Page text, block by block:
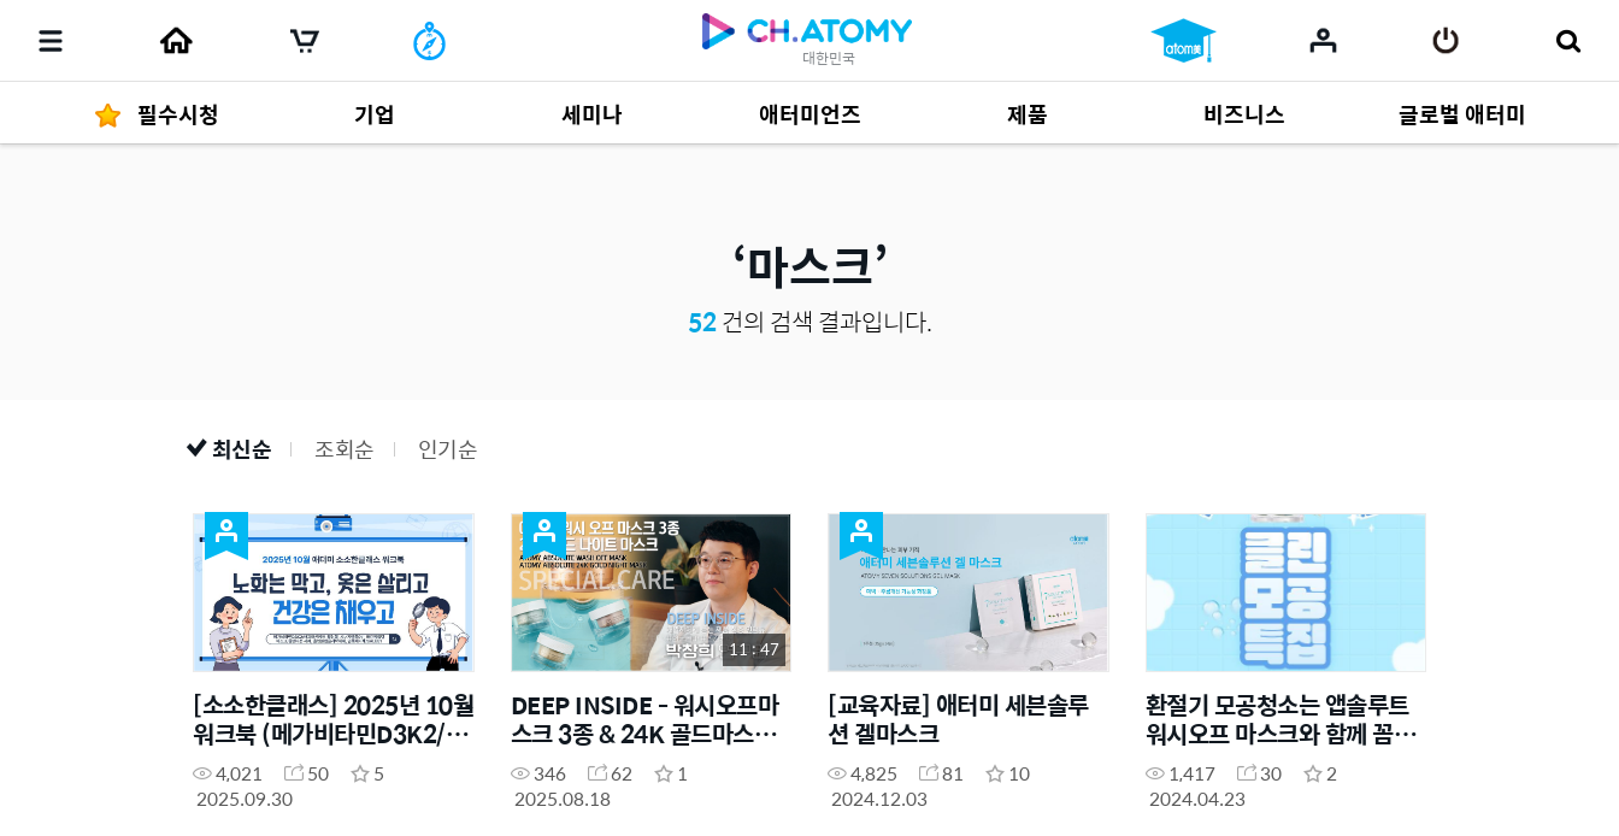
대한민국
필수시청 기업 세미나 애터미언즈 제품
제품 자료685
비즈니스
사업 자료165
글로벌 애터미
마스크
52건의 검색 결과입니다.
최신순 조회순 인기순
[소소한클래스] 2025년 10월
워크북 (메가비타민D3K2/필
링젤, 시너지앰플0번, 마린앰
플 겔마스크/울앤다운 세제,
4,021 50
5
2025.09.30
11 : 47
DEEP INSIDE - 워시오프마
스크 3종 & 24K 골드마스크 -
제품 개발자에게 직접 듣는 제
품 이야기
346 62
1
2025.08.18
[교육자료] 애터미 세븐솔루
션 겔마스크
4,825 81
10
2024.12.03
환절기 모공청소는 앱솔루트
워시오프 마스크와 함께 꼼꼼
하게!1,417 30
2
2024.04.23